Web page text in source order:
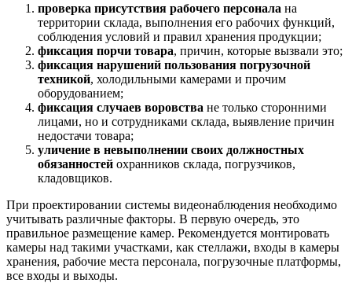
проверка присутствия рабочего персонала на
территории склада, выполнения его рабочих функций,
соблюдения условий и правил хранения продукции;
фиксация порчи товара, причин, которые вызвали это;
фиксация нарушений пользования погрузочной
техникой, холодильными камерами и прочим
оборудованием;
фиксация случаев воровства не только сторонними
лицами, но и сотрудниками склада, выявление причин
недостачи товара;
уличение в невыполнении своих должностных
обязанностей охранников склада, погрузчиков,
кладовщиков.
При проектировании системы видеонаблюдения необходимо
учитывать различные факторы. В первую очередь, это
правильное размещение камер. Рекомендуется монтировать
камеры над такими участками, как стеллажи, входы в камеры
хранения, рабочие места персонала, погрузочные платформы,
все входы и выходы.